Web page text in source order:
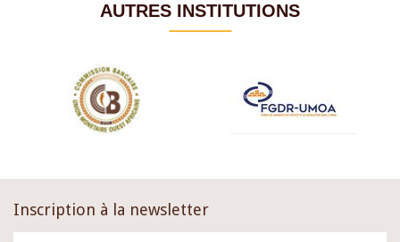
AUTRES INSTITUTIONS
Inscription à la newsletter